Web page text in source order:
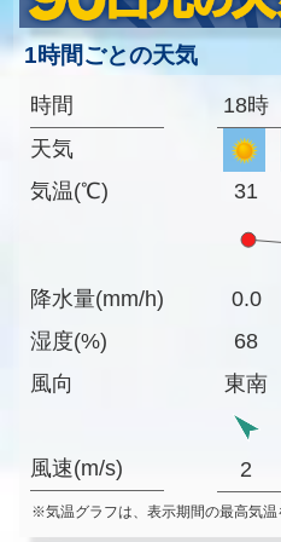
1時間ごとの天気
時間
天気
気温(℃)
降水量(mm/h)
湿度(%)
風向
風速(m/s)
18時
31
0.0
68
東南
2
※気温グラフは、表示期間の最高気温